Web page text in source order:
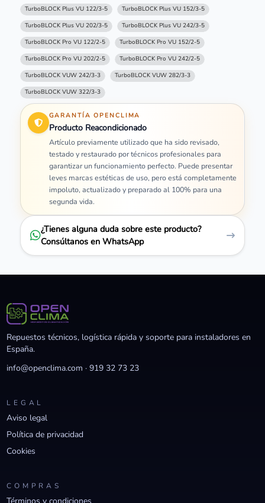
TurboBLOCK Plus VU 122/3-5
TurboBLOCK Plus VU 152/3-5
TurboBLOCK Plus VU 202/3-5
TurboBLOCK Plus VU 242/3-5
TurboBLOCK Pro VU 122/2-5
TurboBLOCK Pro VU 152/2-5
TurboBLOCK Pro VU 202/2-5
TurboBLOCK Pro VU 242/2-5
TurboBLOCK VUW 242/3-3
TurboBLOCK VUW 282/3-3
TurboBLOCK VUW 322/3-3
GARANTÍA OPENCLIMA
Producto Reacondicionado
Artículo previamente utilizado que ha sido revisado,
testado y restaurado por técnicos profesionales para
garantizar un funcionamiento perfecto. Puede presentar
leves marcas estéticas de uso, pero está completamente
impoluto, actualizado y preparado al 100% para una
segunda vida.
¿Tienes alguna duda sobre este producto?
Consúltanos en WhatsApp
Repuestos técnicos, logística rápida y soporte para instaladores en
España.
info@openclima.com ·919 32 73 23
LEGAL
Aviso legal
Política de privacidad
Cookies
COMPRAS